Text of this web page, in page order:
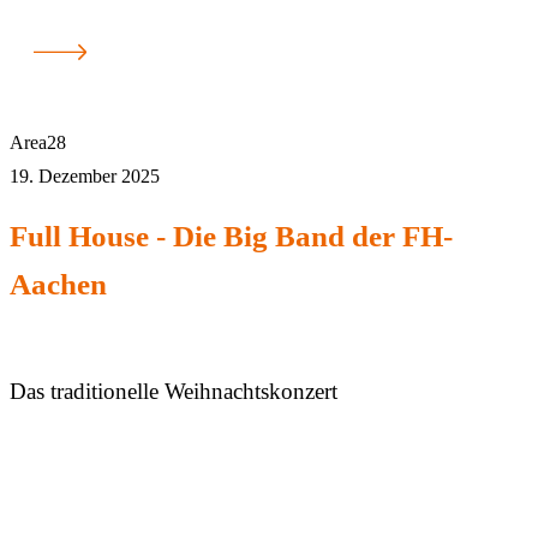
Area28
19. Dezember 2025
Full House - Die Big Band der FH-
Aachen
Das traditionelle Weihnachtskonzert